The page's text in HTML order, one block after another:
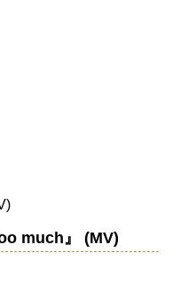
much』 (MV)